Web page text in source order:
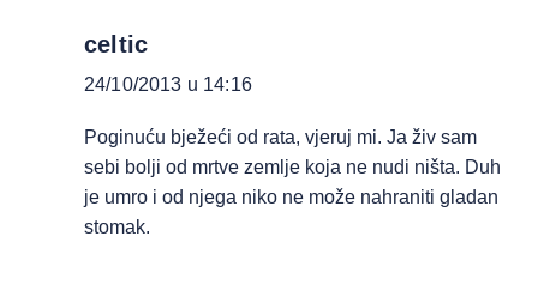
celtic
24/10/2013 u 14:16
Poginuću bježeći od rata, vjeruj mi. Ja živ sam
sebi bolji od mrtve zemlje koja ne nudi ništa. Duh
je umro i od njega niko ne može nahraniti gladan
stomak.